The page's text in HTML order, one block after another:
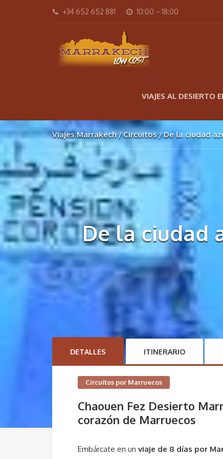
+34 652 652 881 10:00 – 18:00
VIAJES AL DESIERTO
Viajes Marrakech Circuitos De la ciudad
De la ciudad
DETALLES ITINERARIO
Circuitos por Marruecos
Chaouen Fez Desierto
corazón de Marruecos
Embárcate en un viaje de 8 días por